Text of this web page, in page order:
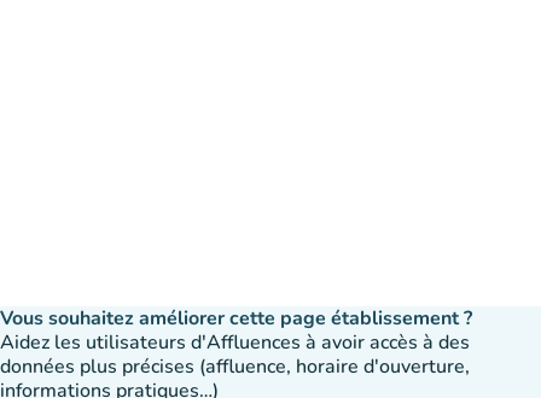
Vous souhaitez améliorer cette page établissement ?
Aidez les utilisateurs d'Affluences à avoir accès à des
données plus précises (affluence, horaire d'ouverture,
informations pratiques…)